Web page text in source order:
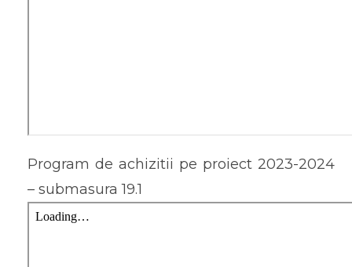
Program de achizitii pe proiect 2023-2024
– submasura 19.1